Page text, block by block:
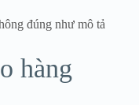
đúng như mô tả
hàng